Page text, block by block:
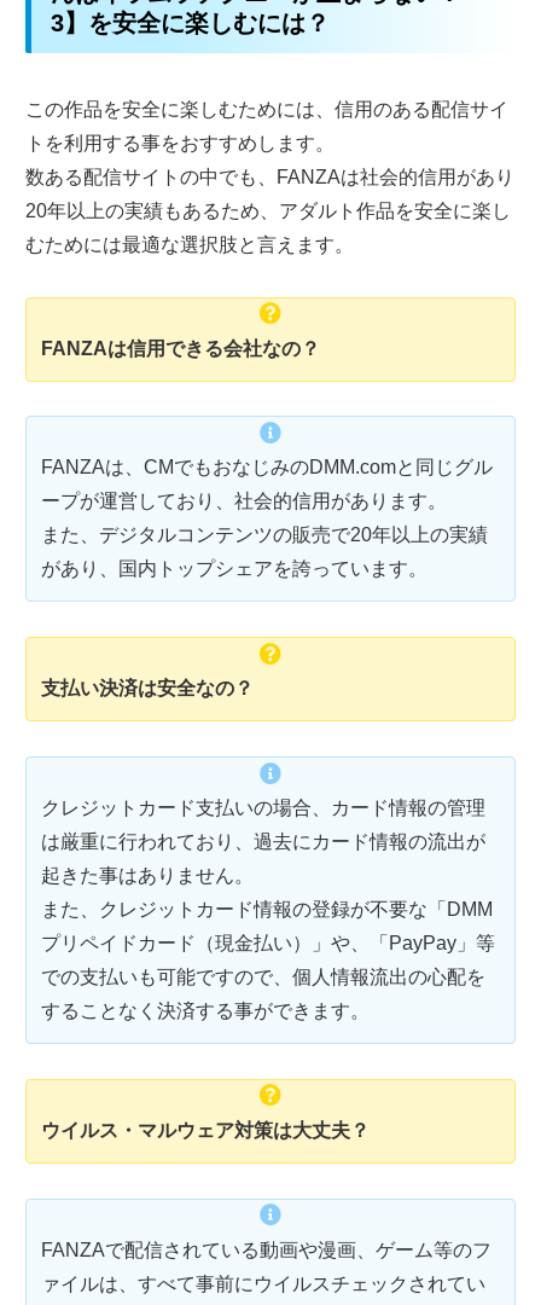
3】を安全に楽しむには？
この作品を安全に楽しむためには、信用のある配信サイ
トを利用する事をおすすめします。
数ある配信サイトの中でも、FANZAは社会的信用があり
20年以上の実績もあるため、アダルト作品を安全に楽し
むためには最適な選択肢と言えます。
FANZAは信用できる会社なの？
FANZAは、CMでもおなじみのDMM.comと同じグル
ープが運営しており、社会的信用があります。
また、デジタルコンテンツの販売で20年以上の実績
があり、国内トップシェアを誇っています。
支払い決済は安全なの？
クレジットカード支払いの場合、カード情報の管理
は厳重に行われており、過去にカード情報の流出が
起きた事はありません。
また、クレジットカード情報の登録が不要な「DMM
プリペイドカード（現金払い）」や、「PayPay」等
での支払いも可能ですので、個人情報流出の心配を
することなく決済する事ができます。
ウイルス・マルウェア対策は大丈夫？
FANZAで配信されている動画や漫画、ゲーム等のフ
ァイルは、すべて事前にウイルスチェックされてい